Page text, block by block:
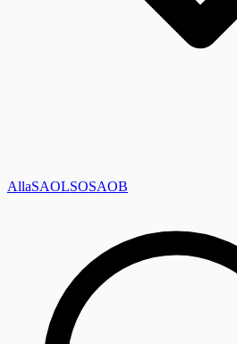
AllaSAOLSOSAOB